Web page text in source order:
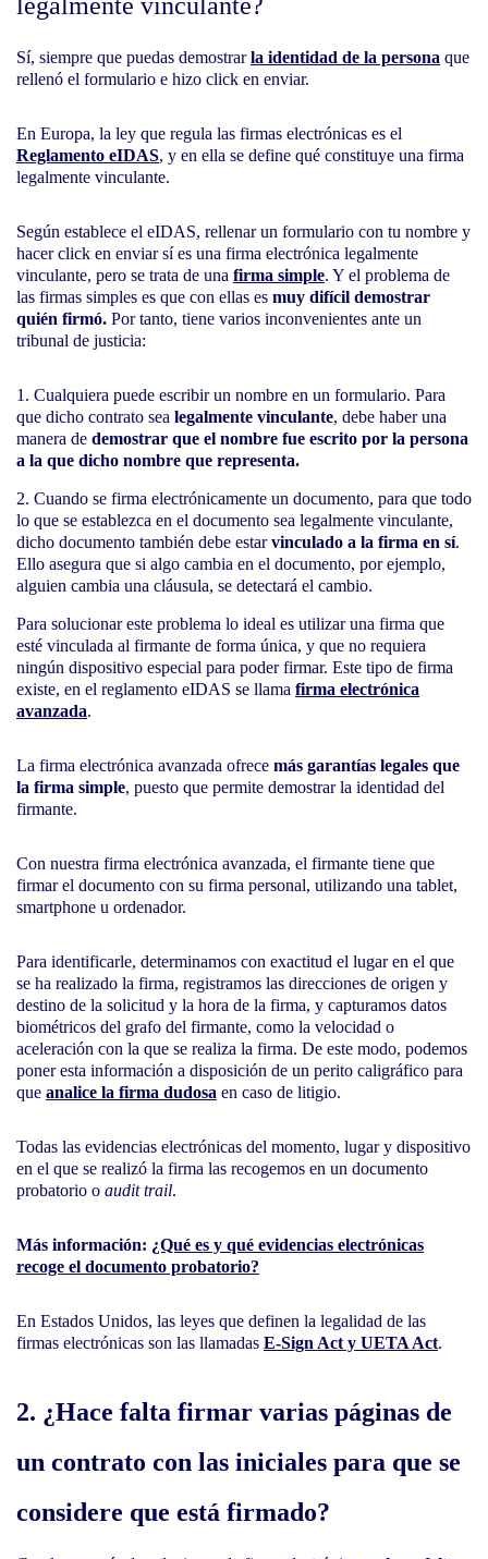
Sí, siempre que puedas demostrarla identidad de la persona que
rellenó el formulario e hizo click en enviar.
En Europa, la ley que regula las firmas electrónicas es el
Reglamento eIDAS, y en ella se define qué constituye una firma
legalmente vinculante.
Según establece el eIDAS, rellenar un formulario con tu nombre y
hacer click en enviar sí es una firma electrónica legalmente
vinculante, pero se trata de una firma simple. Y el problema de
las firmas simples es que con ellas es muy difícil demostrar
quién firmó. Por tanto, tiene varios inconvenientes ante un
tribunal de justicia:
Cualquiera puede escribir un nombre en un formulario. Para
que dicho contrato sea legalmente vinculante, debe haber una
manera de demostrar que el nombre fue escrito por la persona
a la que dicho nombre que representa.
Cuando se firma electrónicamente un documento, para que todo
lo que se establezca en el documento sea legalmente vinculante,
dicho documento también debe estarvinculado a la firma en sí.
Ello asegura que si algo cambia en el documento, por ejemplo,
alguien cambia una cláusula, se detectará el cambio.
Para solucionar este problema lo ideal es utilizar una firma que
esté vinculada al firmante de forma única, y que no requiera
ningún dispositivo especial para poder firmar. Este tipo de firma
existe, en el reglamento eIDAS se llama firma electrónica
avanzada.
La firma electrónica avanzada ofrece más garantías legales que
la firma simple, puesto que permite demostrar la identidad del
firmante.
Con nuestra firma electrónica avanzada, el firmante tiene que
firmar el documento con su firma personal, utilizando una tablet,
smartphone u ordenador.
Para identificarle, determinamos con exactitud el lugar en el que
se ha realizado la firma, registramos las direcciones de origen y
destino de la solicitud y la hora de la firma, y capturamos datos
biométricos del grafo del firmante, como la velocidad o
aceleración con la que se realiza la firma. De este modo, podemos
poner esta información a disposición de un perito caligráfico para
que analice la firma dudosa en caso de litigio.
Todas las evidencias electrónicas del momento, lugar y dispositivo
en el que se realizó la firma las recogemos en un documento
probatorio o audit trail.
Más información: ¿Qué es y qué evidencias electrónicas
recoge el documento probatorio?
En Estados Unidos, las leyes que definen la legalidad de las
firmas electrónicas son las llamadas E-Sign Act y UETA Act.
2. ¿Hace falta firmar varias páginas de
un contrato con las iniciales para que se
considere que está firmado?